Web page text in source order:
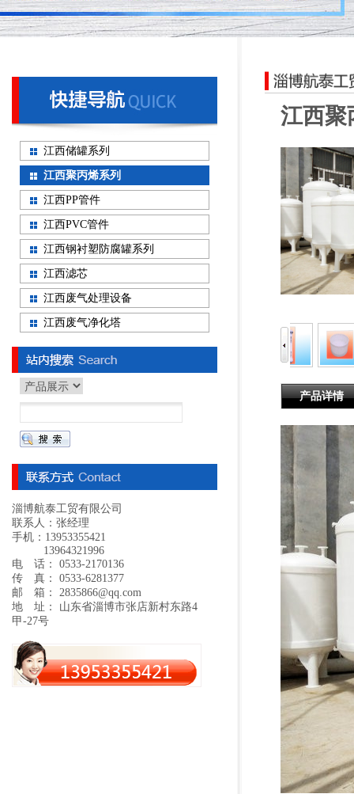
江西聚
产品详情
江西储罐系列
江西聚丙烯系列
江西PP管件
江西PVC管件
江西钢衬塑防腐罐系列
江西滤芯
江西废气处理设备
江西废气净化塔
淄博航泰工贸有限公司
联系人：张经理
手机：13953355421
13964321996
电 话： 0533-2170136
传 真： 0533-6281377
邮 箱： 2835866@qq.com
地 址： 山东省淄博市张店新村东路4
甲-27号